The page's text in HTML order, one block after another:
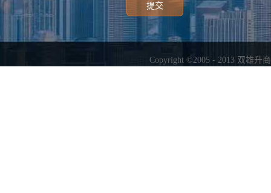
Copyright ©2005 - 2013 双雄升